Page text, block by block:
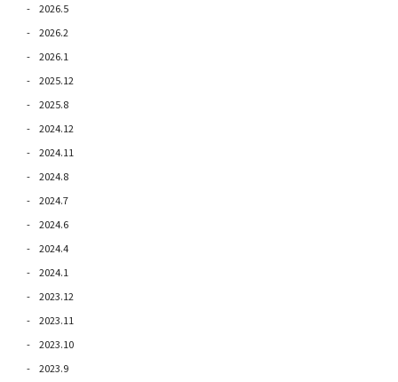
2026.5
2026.2
2026.1
2025.12
2025.8
2024.12
2024.11
2024.8
2024.7
2024.6
2024.4
2024.1
2023.12
2023.11
2023.10
2023.9